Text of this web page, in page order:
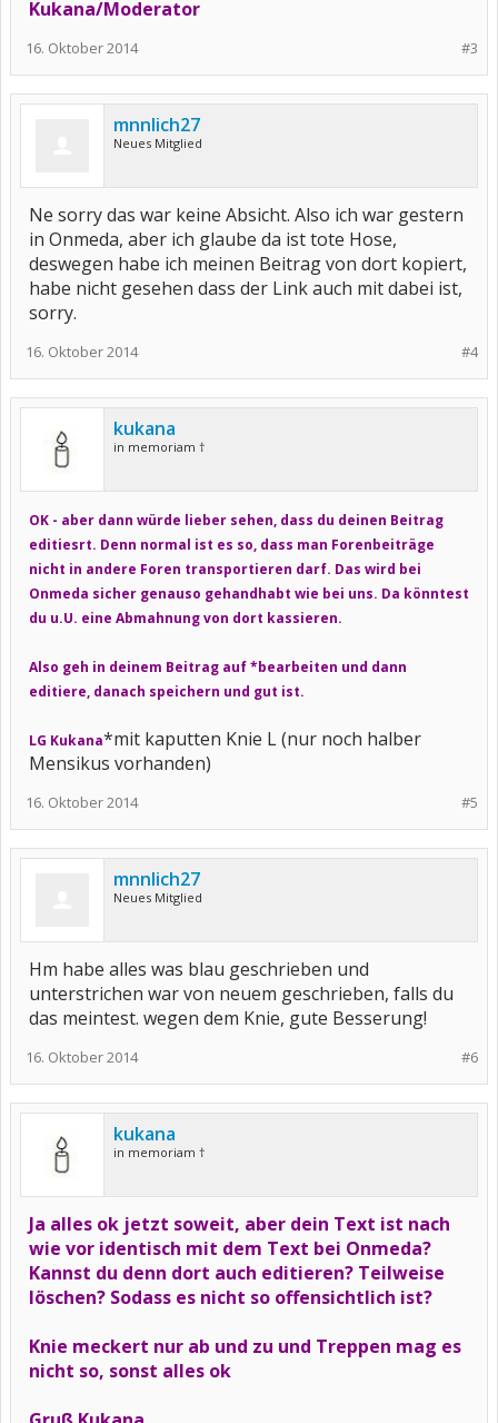
Kukana/Moderator
#3
16. Oktober 2014
mnnlich27
Neues Mitglied
Ne sorry das war keine Absicht. Also ich war gestern
in Onmeda, aber ich glaube da ist tote Hose,
deswegen habe ich meinen Beitrag von dort kopiert,
habe nicht gesehen dass der Link auch mit dabei ist,
sorry.
#4
16. Oktober 2014
kukana
in memoriam †
OK - aber dann würde lieber sehen, dass du deinen Beitrag
editiesrt. Denn normal ist es so, dass man Forenbeiträge
nicht in andere Foren transportieren darf. Das wird bei
Onmeda sicher genauso gehandhabt wie bei uns. Da könntest
du u.U. eine Abmahnung von dort kassieren.
Also geh in deinem Beitrag auf *bearbeiten und dann
editiere, danach speichern und gut ist.
LG Kukana*mit kaputten Knie L (nur noch halber
Mensikus vorhanden)
#5
16. Oktober 2014
mnnlich27
Neues Mitglied
Hm habe alles was blau geschrieben und
unterstrichen war von neuem geschrieben, falls du
das meintest. wegen dem Knie, gute Besserung!
#6
16. Oktober 2014
kukana
in memoriam †
Ja alles ok jetzt soweit, aber dein Text ist nach
wie vor identisch mit dem Text bei Onmeda?
Kannst du denn dort auch editieren? Teilweise
löschen? Sodass es nicht so offensichtlich ist?
Knie meckert nur ab und zu und Treppen mag es
nicht so, sonst alles ok